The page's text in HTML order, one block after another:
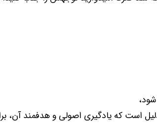
است که یادگیری اصولی و هدفمند آن،